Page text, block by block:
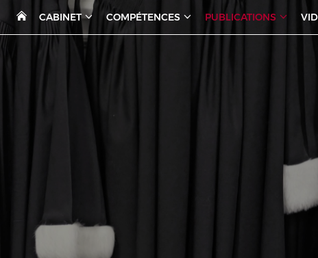
CABINET COMPÉTENCES PUBLICATIONS